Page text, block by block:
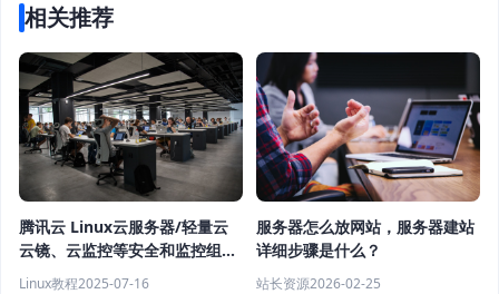
相关推荐
腾讯云 Linux云服务器/轻量云
云镜、云监控等安全和监控组件
卸载教程
Linux教程2025-07-16
服务器怎么放网站，服务器建站
详细步骤是什么？
站长资源2026-02-25